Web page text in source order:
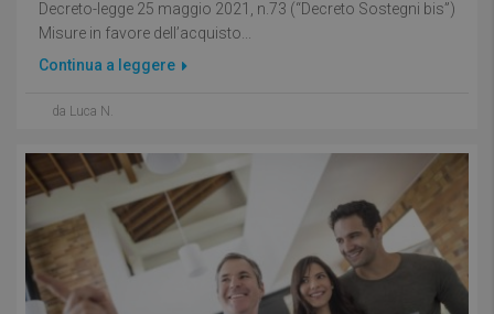
Decreto-legge 25 maggio 2021, n.73 (“Decreto Sostegni bis”)
Misure in favore dell’acquisto...
Continua a leggere
da Luca N.